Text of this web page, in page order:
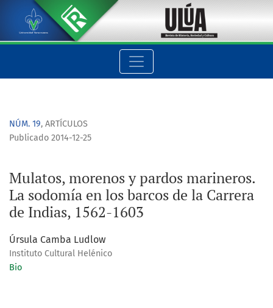
Mulatos, morenos y pardos marineros. La sodomía en los
NÚM. 19, ARTÍCULOS
Mulatos, morenos y pardos marineros.
La sodomía en los barcos de la Carrera
de Indias, 1562-1603
Publicado 2014-12-25
Úrsula Camba Ludlow
Instituto Cultural Helénico
Bio